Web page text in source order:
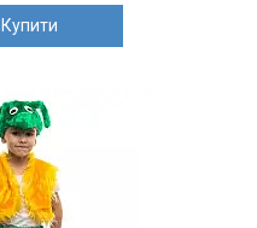
Купити